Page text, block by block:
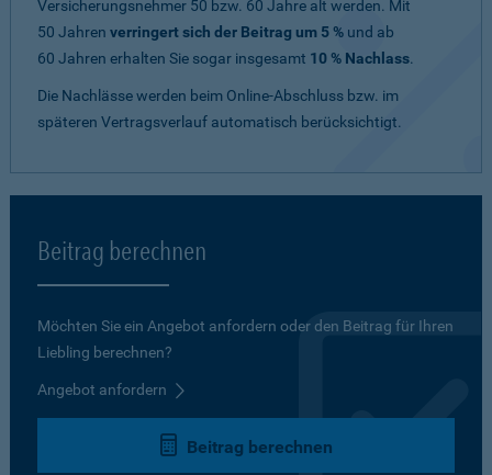
Versicherungsnehmer 50 bzw. 60 Jahre alt werden. Mit
50 Jahren verringert sich der Beitrag um 5 % und ab
60 Jahren erhalten Sie sogar insgesamt 10 % Nachlass.
Die Nachlässe werden beim Online-Abschluss bzw. im
späteren Vertragsverlauf automatisch berücksichtigt.
Beitrag berechnen
Möchten Sie ein Angebot anfordern oder den Beitrag für Ihren
Liebling berechnen?
Angebot anfordern
Beitrag berechnen